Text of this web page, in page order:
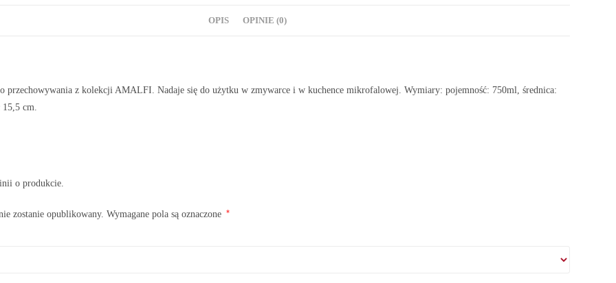
OPIS OPINIE (0)
przechowywania z kolekcji AMALFI. Nadaje się do użytku w zmywarce i w kuchence mikrofalowej. Wymiary: pojemność: 750ml, średnica:
15,5 cm.
o produkcie.
zostanie opublikowany. Wymagane pola są oznaczone *